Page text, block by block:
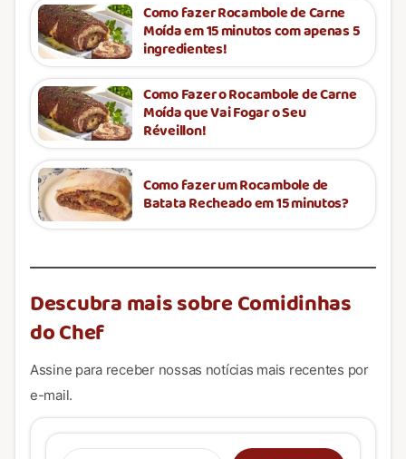
Como fazer Rocambole de Carne
Moída em 15 minutos com apenas 5
ingredientes!
Como Fazer o Rocambole de Carne
Moída que Vai Fogar o Seu
Réveillon!
Como fazer um Rocambole de
Batata Recheado em 15 minutos?
Descubra mais sobre Comidinhas
do Chef
Assine para receber nossas notícias mais recentes por
e-mail.
Digite seu e-mail…